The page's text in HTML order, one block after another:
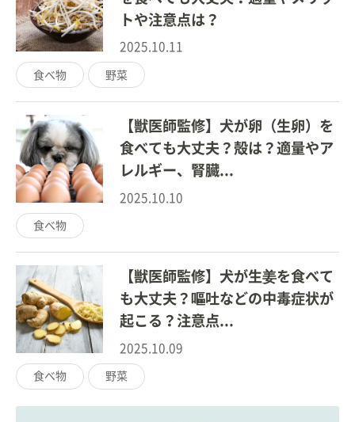
トや注意点は？
2025.10.11
食べ物 野菜
【獣医師監修】犬が卵（生卵）を
食べても大丈夫？殻は？適量やア
レルギー、腎臓...
2025.10.10
食べ物
【獣医師監修】犬が生姜を食べて
も大丈夫？嘔吐などの中毒症状が
起こる？注意点...
2025.10.09
食べ物 野菜